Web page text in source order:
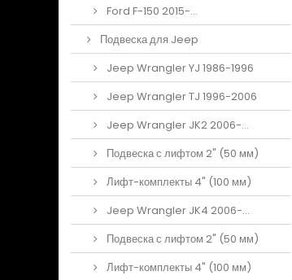
Ford F-150 2015-...
Подвеска для Jeep
Jeep Wrangler YJ 1986-1996
Jeep Wrangler TJ 1996-2006
Jeep Wrangler JK2 2006-...
Подвеска с лифтом 2" (50 мм)
Лифт-комплекты 4" (100 мм)
Jeep Wrangler JK4 2006-...
Подвеска с лифтом 2" (50 мм)
Лифт-комплекты 4" (100 мм)